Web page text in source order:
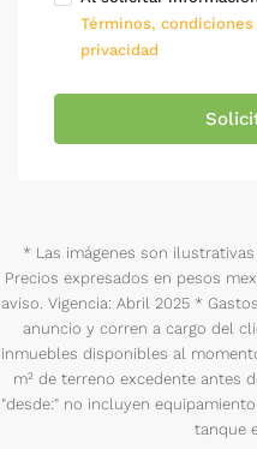
Términos,
privacidad
* Las imágenes son
Precios expresados en pesos
aviso. Vigencia: Abril 2025 *
anuncio y corren a cargo del
inmuebles disponibles al
m² de terreno excedente antes
"desde:" no incluyen
tanque